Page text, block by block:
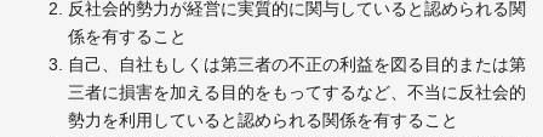
反社会的勢力が経営に実質的に関与していると認められる関
係を有すること
自己、自社もしくは第三者の不正の利益を図る目的または第
三者に損害を加える目的をもってするなど、不当に反社会的
勢力を利用していると認められる関係を有すること